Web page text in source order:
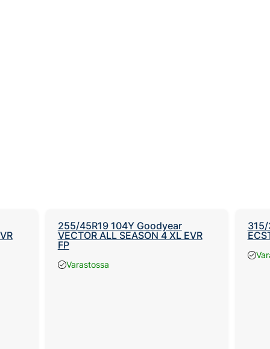
255/45R19 104Y Goodyear
VECTOR ALL SEASON 4 XL EVR
FP
Varastossa
315/